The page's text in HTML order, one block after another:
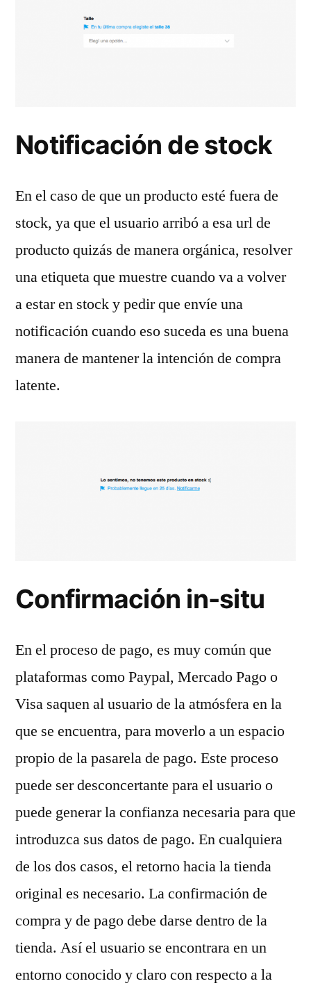
Notificación de stock
En el caso de que un producto esté fuera de
stock, ya que el usuario arribó a esa url de
producto quizás de manera orgánica, resolver
una etiqueta que muestre cuando va a volver
a estar en stock y pedir que envíe una
notificación cuando eso suceda es una buena
manera de mantener la intención de compra
latente.
Confirmación in-situ
En el proceso de pago, es muy común que
plataformas como Paypal, Mercado Pago o
Visa saquen al usuario de la atmósfera en la
que se encuentra, para moverlo a un espacio
propio de la pasarela de pago. Este proceso
puede ser desconcertante para el usuario o
puede generar la confianza necesaria para que
introduzca sus datos de pago. En cualquiera
de los dos casos, el retorno hacia la tienda
original es necesario. La confirmación de
compra y de pago debe darse dentro de la
tienda. Así el usuario se encontrara en un
entorno conocido y claro con respecto a la